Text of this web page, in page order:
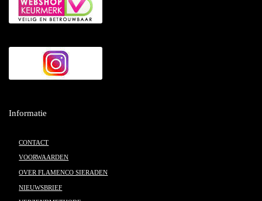
Informatie
CONTACT
VOORWAARDEN
OVER FLAMENCO SIERADEN
NIEUWSBRIEF